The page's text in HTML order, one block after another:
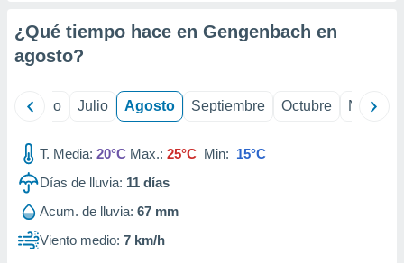
de¿Qué tiempo hace en Gengenbach en
agosto?
Junio Julio Agosto Septiembre Octubre
T. Media: 20°C Max.: 25°C Min: 15°C
Días de lluvia: 11 días
Acum. de lluvia: 67 mm
Viento medio: 7 km/h